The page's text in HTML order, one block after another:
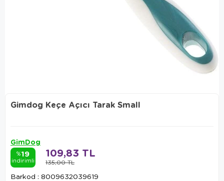
Gimdog Keçe Açıcı Tarak Small
GimDog
%19
indirimli 135,00 TL
109,83 TL
Barkod : 8009632039619